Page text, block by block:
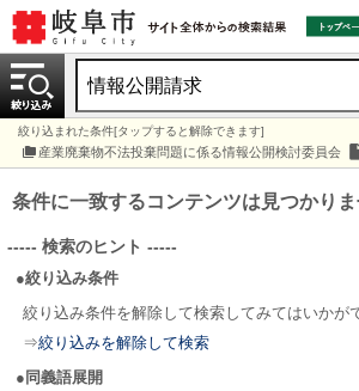
絞り込まれた条件[タップすると解除できます]
産業廃棄物不法投棄問題に係る情報公開検討委員会
条件に一致するコンテンツは見つかりま
----- 検索のヒント -----
●絞り込み条件
絞り込み条件を解除して検索してみてはいかが
⇒絞り込みを解除して検索
●同義語展開